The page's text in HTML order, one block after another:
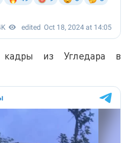
кадры из Угледара в